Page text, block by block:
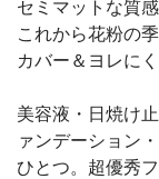
セミマットな質
これから花粉の
カバー＆ヨレに
美容液・日焼け
ァンデーション
ひとつ。超優秀フ